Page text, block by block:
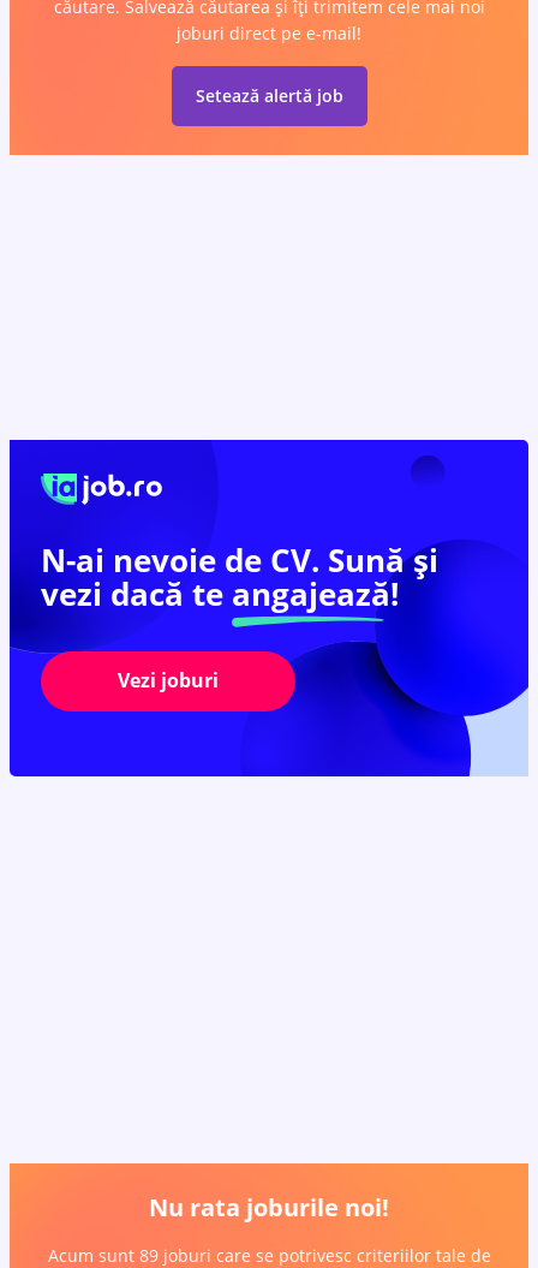
N-ai nevoie de CV. Sună și
vezi dacă te angajează!
Vezi joburi
căutare. Salvează căutarea și îți trimitem cele mai noi
joburi direct pe e-mail!
Setează alertă job
Nu rata joburile noi!
Acum sunt 89 joburi care se potrivesc criteriilor tale de